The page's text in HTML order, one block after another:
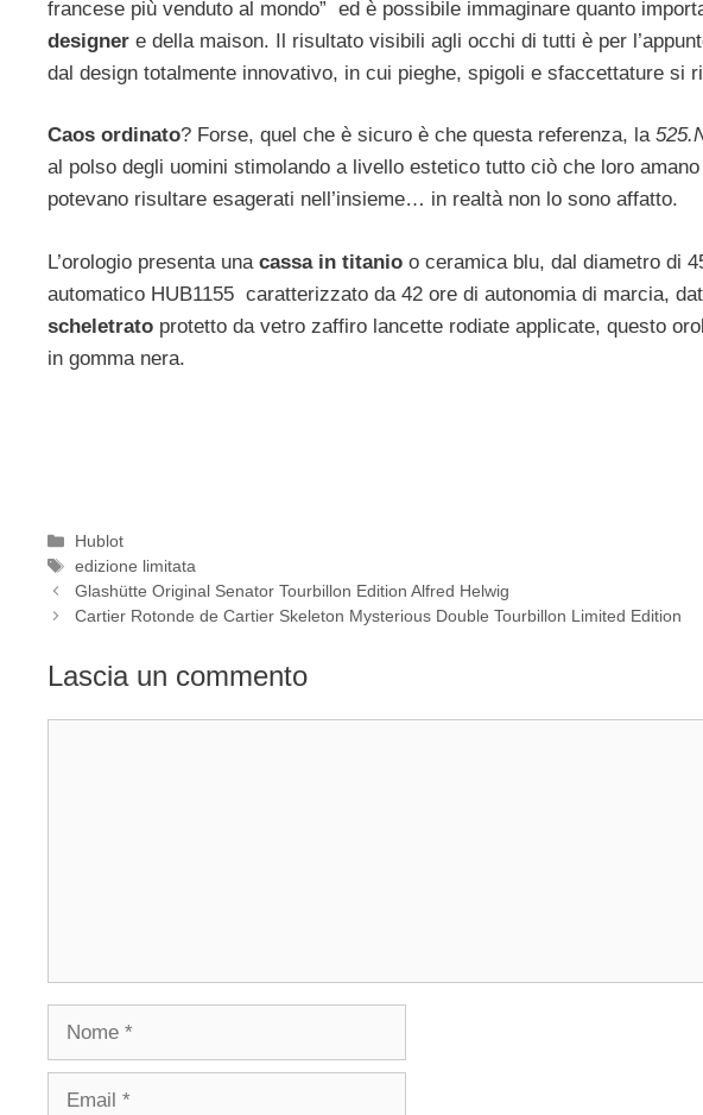
francese più venduto al mondo” ed è possibile immaginare quanto
designer e della maison. Il risultato visibili agli occhi di tutti è per
dal design totalmente innovativo, in cui pieghe, spigoli e sfaccettature si
Caos ordinato? Forse, quel che è sicuro è che questa referenza, la
al polso degli uomini stimolando a livello estetico tutto ciò che loro
potevano risultare esagerati nell’insieme… in realtà non lo sono affatto.
L’orologio presenta una cassa in titanio o ceramica blu, dal diametro di
automatico HUB1155 caratterizzato da 42 ore di autonomia di marcia,
scheletrato protetto da vetro zaffiro lancette rodiate applicate, questo
in gomma nera.
Categorie
Hublot
Tag
edizione limitata
Navigazione
articolo
Glashütte Original Senator Tourbillon Edition Alfred Helwig
Cartier Rotonde de Cartier Skeleton Mysterious Double Tourbillon Limited Edition
Lascia un commento